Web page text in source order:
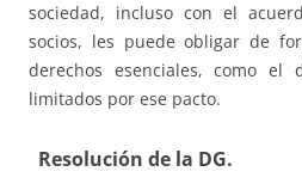
sociedad, incluso con el
socios, les puede obligar de
derechos esenciales, como el
limitados por ese pacto.
Resolución de la DG.